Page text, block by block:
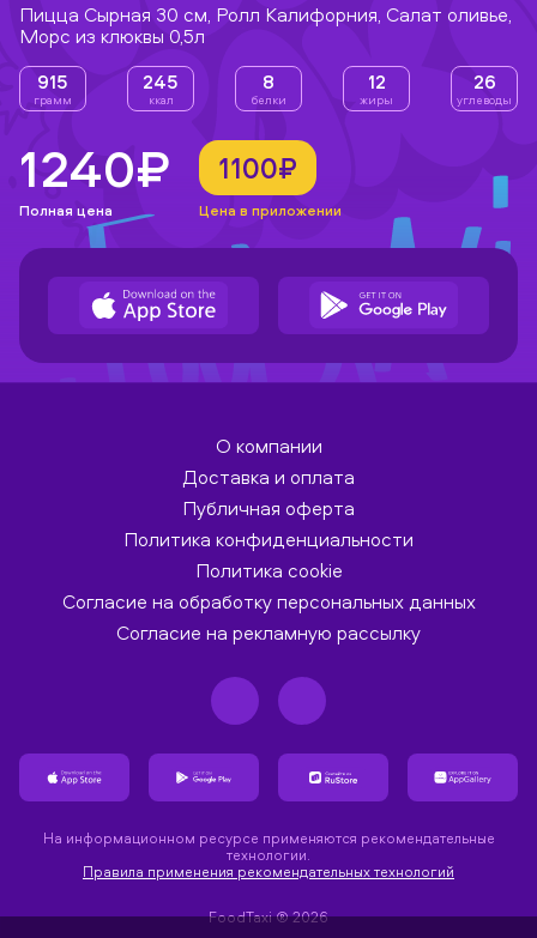
Пицца Сырная 30 см, Ролл Калифорния, Салат оливье,
Морс из клюквы 0,5л
915
грамм
245
ккал
8
белки
12
жиры
26
углеводы
1240₽
Полная цена
1100₽
Цена в приложении
О компании
Доставка и оплата
Публичная оферта
Политика конфиденциальности
Политика cookie
Согласие на обработку персональных данных
Согласие на рекламную рассылку
На информационном ресурсе применяются рекомендательные
технологии.
Правила применения рекомендательных технологий
FoodTaxi ® 2026